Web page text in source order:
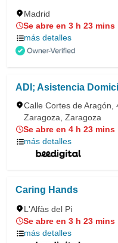
Madrid
Se abre en 3 h 23 mins
más detalles
ADI; Asistencia
Calle Cortes de Aragón,
Zaragoza, Zaragoza
Se abre en 4 h 23 mins
más detalles
Caring Hands
L'Alfàs del Pi
Se abre en 3 h 23 mins
más detalles